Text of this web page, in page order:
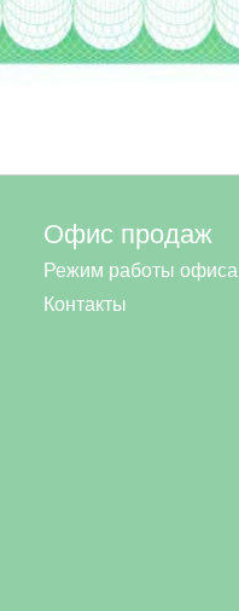
Офис продаж
Режим работы офиса
Контакты